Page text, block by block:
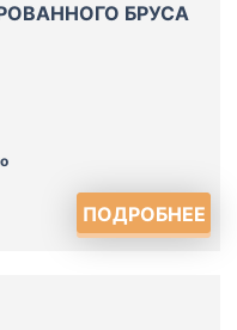
БРУСА
ПОДРОБНЕЕ